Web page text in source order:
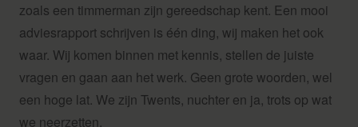
zoals een timmerman zijn gereedschap kent. Een mooi
adviesrapport schrijven is één ding, wij maken het ook
waar. Wij komen binnen met kennis, stellen de juiste
vragen en gaan aan het werk. Geen grote woorden, wel
een hoge lat. We zijn Twents, nuchter en ja, trots op wat
we neerzetten.